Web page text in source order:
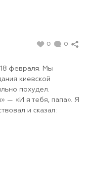
0 0
февраля. Мы
киевской
похудел.
— «И я тебя, папа». Я
и сказал: